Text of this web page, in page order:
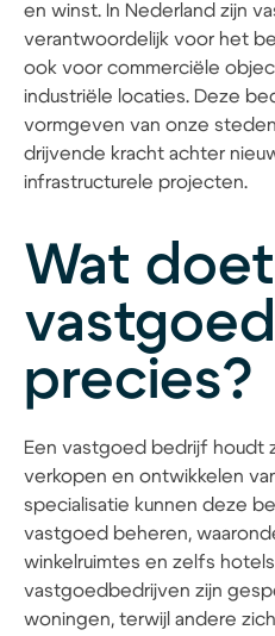
en winst. In Nederland zijn
verantwoordelijk voor het
ook voor commerciële
industriële locaties. Deze
vormgeven van onze
drijvende kracht achter
infrastructurele projecten.
Wat
precies?
Een vastgoed bedrijf houdt
verkopen en ontwikkelen
specialisatie kunnen deze
vastgoed beheren,
winkelruimtes en zelfs
vastgoedbedrijven zijn
woningen, terwijl andere